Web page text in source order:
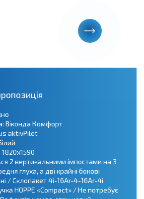
Віконда Комфорт
аktivPilot
1820х1590
2 вертикальними імпостами на 3
глуха, а дві крайні бокові
/ Склопакет 4i-16Ar-4-16Ar-4i
HOPPE «Compact» / Не потребує